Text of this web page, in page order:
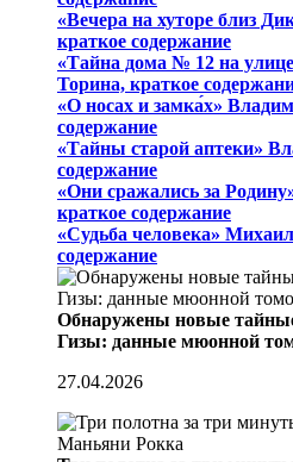
«Вечера на хуторе близ
краткое содержание
«Тайна дома № 12 на
Торина, краткое
«О носах и замка́х»
содержание
«Тайны старой аптеки»
содержание
«Они сражались за
краткое содержание
«Судьба человека»
содержание
Обнаружены новые
Гизы: данные мюонной
27.04.2026